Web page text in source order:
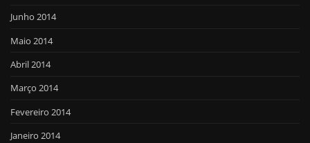
Junho 2014
Maio 2014
Abril 2014
Março 2014
Fevereiro 2014
Janeiro 2014